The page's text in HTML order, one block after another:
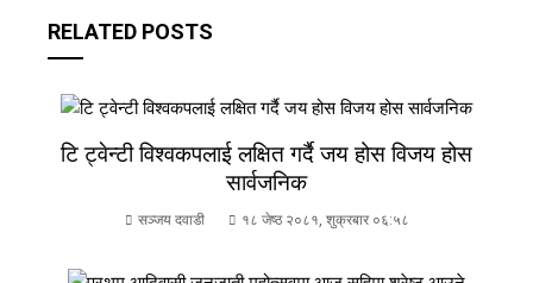
RELATED POSTS
टि ट्वेन्टी विश्वकपलाई लक्षित गर्दै जय होस विजय होस
सार्वजनिक
सञ्जय दवाडी १८ जेष्ठ २०८१, शुक्रबार ०६:५८